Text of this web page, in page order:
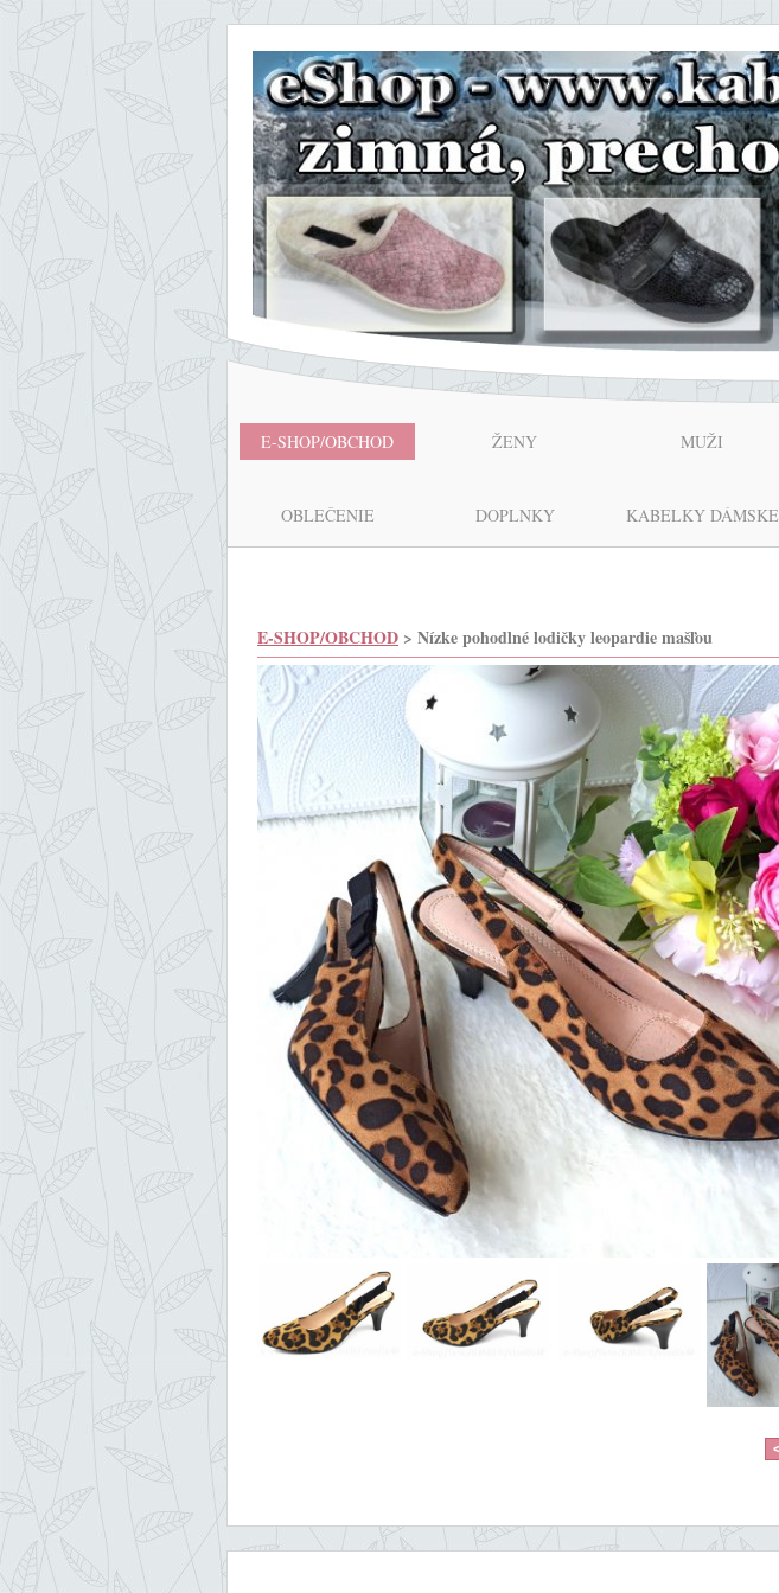
E-SHOP/OBCHOD ŽENY MUŽI
OBLEČENIE DOPLNKY KABELKY DÁMSKE
E-SHOP/OBCHOD > Nízke pohodlné lodičky leopardie mašľou